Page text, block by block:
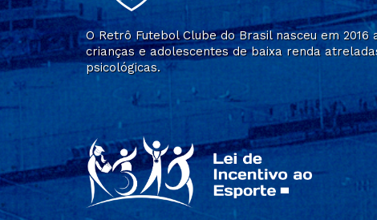
O Retrô Futebol Clube do Brasil nasceu em
crianças e adolescentes de baixa renda
psicológicas.